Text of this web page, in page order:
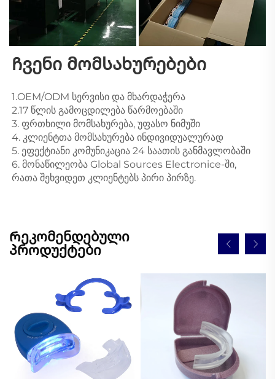
Ჩვენი მომსახურებები
1.OEM/ODM სერვისი და მხარდაჭერა
2.17 წლის გამოცდილება წარმოებაში
3. ფრთხილი მომსახურება, უფასო ნიმუში
4. კლიენტთა მომსახურება ინდივიდუალურად
5. ეფექტიანი კომუნიკაცია 24 საათის განმავლობაში
6. მონაწილეობა Global Sources Electronice-ში,
რათა შეხვიდეთ კლიენტებს პირი პირზე.
Რეკომენდებული
პროდუქტები